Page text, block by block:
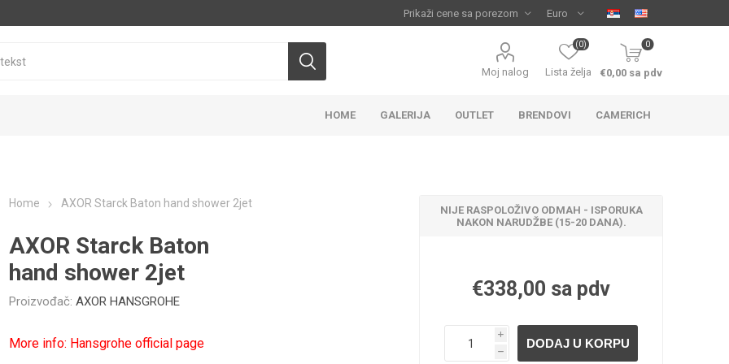
Moj nalog Lista želja
(0) 0
€0,00 sa pdv
OPREMA ZA TUŠEVE TUŠ KADE
OUTDOOR NAMEŠTAJ
P3 OUTDOOR KOLEKCIJA
RESTORANA
PARKET
HOME GALERIJA OUTLET BRENDOVI CAMERICH
Home AXOR Starck Baton hand shower 2jet
AXOR Starck Baton
hand shower 2jet
Proizvođač: AXOR HANSGROHE
More info: Hansgrohe official page
NIJE RASPOLOŽIVO ODMAH - ISPORUKA
NAKON NARUDŽBE (15-20 DANA).
€338,00 sa pdv
i
h